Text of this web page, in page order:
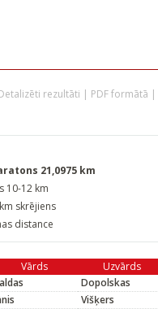
rezultāti | PDF formātā |
21,0975 km
10-12 km
skrējiens
distance
Vārds Uzvārds
Dopolskas
Višķers